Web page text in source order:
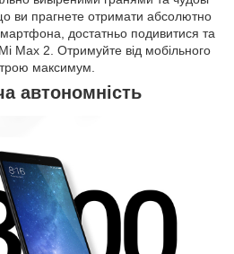
ви прагнете отримати абсолютно
достатньо подивитися та
Max 2. Отримуйте від мобільного
максимум.
автономність